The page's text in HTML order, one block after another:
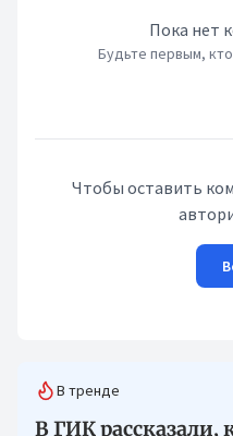
Пока нет
Будьте первым,
Чтобы оставить
В тренде
В ГИК